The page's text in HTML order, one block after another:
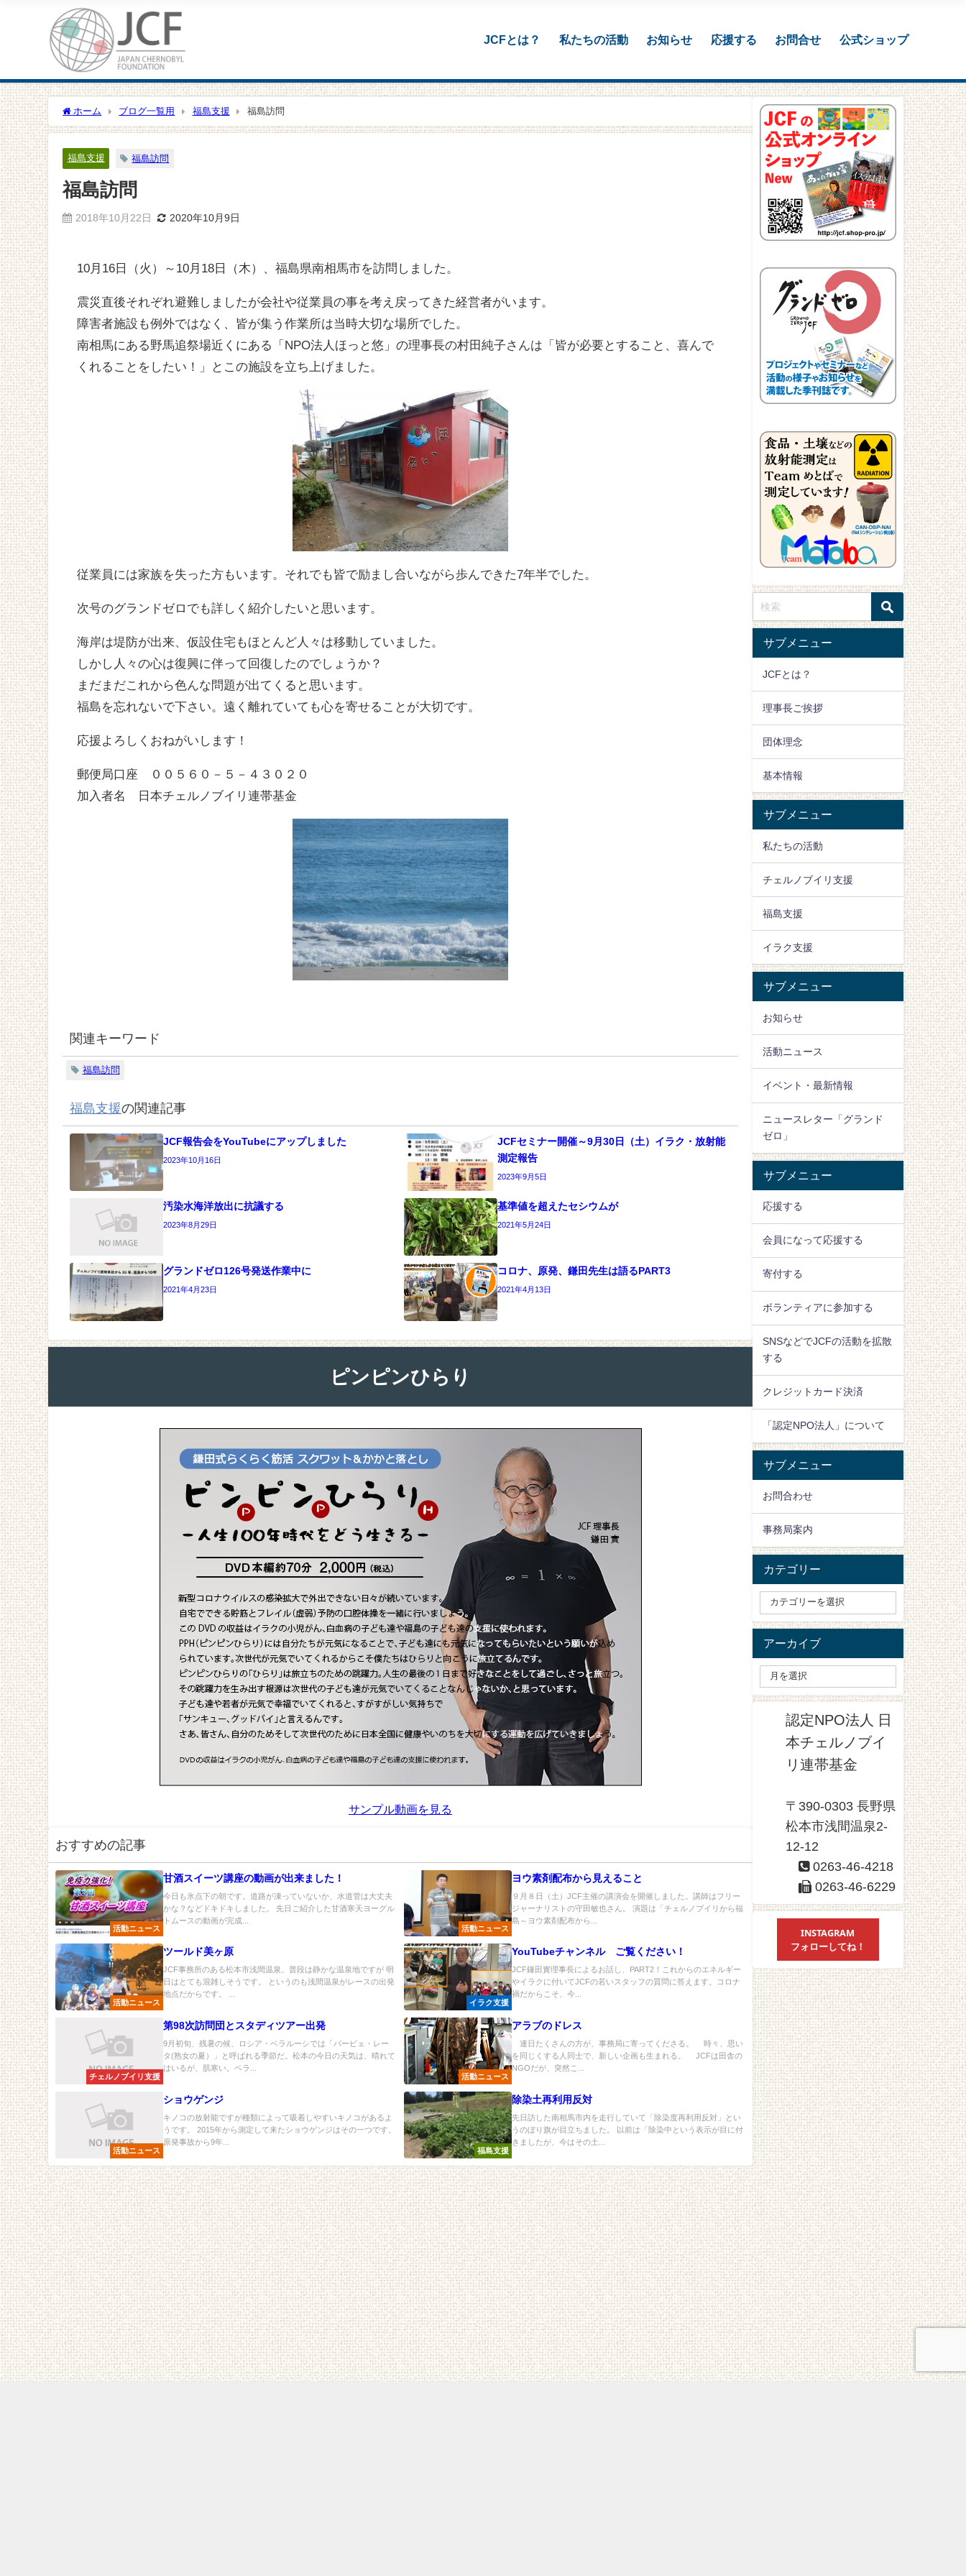
JCFとは？ 私たちの活動 お知らせ 応援する お問合せ 公式ショップ
ホーム ブログ一覧用 福島支援 福島訪問
福島支援 福島訪問
福島訪問
2018年10月22日 2020年10月9日
10月16日（火）～10月18日（木）、福島県南相馬市を訪問しました。
震災直後それぞれ避難しましたが会社や従業員の事を考え戻ってきた経営者がいます。
障害者施設も例外ではなく、皆が集う作業所は当時大切な場所でした。
南相馬にある野馬追祭場近くにある「NPO法人ほっと悠」の理事長の村田純子さんは「皆が必要とすること、喜んで
くれることをしたい！」とこの施設を立ち上げました。
従業員には家族を失った方もいます。それでも皆で励まし合いながら歩んできた7年半でした。
次号のグランドゼロでも詳しく紹介したいと思います。
海岸は堤防が出来、仮設住宅もほとんど人々は移動していました。
しかし人々の心は復興に伴って回復したのでしょうか？
まだまだこれから色んな問題が出てくると思います。
福島を忘れないで下さい。遠く離れていても心を寄せることが大切です。
応援よろしくおねがいします！
郵便局口座 ００５６０－５－４３０２０
加入者名 日本チェルノブイリ連帯基金
関連キーワード
福島訪問
福島支援の関連記事
JCF報告会をYouTubeにアップしました
2023年10月16日
JCFセミナー開催～9月30日（土）イラク・放射能
測定報告
2023年9月5日
汚染水海洋放出に抗議する
2023年8月29日
基準値を超えたセシウムが
2021年5月24日
グランドゼロ126号発送作業中に
2021年4月23日
コロナ、原発、鎌田先生は語るPART3
2021年4月13日
ピンピンひらり
サンプル動画を見る
おすすめの記事
活動ニュース
甘酒スイーツ講座の動画が出来ました！
今日も氷点下の朝です。道路が凍っていないか、水道管は大丈夫
かな？などドキドキしました。 先日ご紹介した甘酒寒天ヨーグル
トムースの動画が完成...
活動ニュース
ヨウ素剤配布から見えること
９月８日（土）JCF主催の講演会を開催しました。講師はフリー
ジャーナリストの守田敏也さん。 演題は「チェルノブイリから福
島～ヨウ素剤配布から...
活動ニュース
ツールド美ヶ原
JCF事務所のある松本市浅間温泉。普段は静かな温泉地ですが 明
日はとても混雑しそうです。 というのも浅間温泉がレースの出発
地点だからです。 ...
イラク支援
YouTubeチャンネル ご覧ください！
JCF鎌田實理事長によるお話し、PART2！これからのエネルギー
やイラクに付いてJCFの若いスタッフの質問に答えます。コロナ
禍だからこそ、今...
チェルノブイリ支援
第98次訪問団とスタディツアー出発
9月初旬、残暑の候、ロシア・ベラルーシでは「バービェ・レー
タ(熟女の夏）」と呼ばれる季節だ。松本の今日の天気は、晴れて
はいるが、肌寒い。ベラ...
活動ニュース
アラブのドレス
連日たくさんの方が、事務局に寄ってくださる。 時々、思い
を同じくする人同士で、新しい企画も生まれる。 JCFは田舎の
NGOだが、突然こ...
活動ニュース
ショウゲンジ
キノコの放射能ですが種類によって吸着しやすいキノコがあるよ
うです。 2015年から測定して来たショウゲンジはその一つです。
原発事故から9年...
福島支援
除染土再利用反対
先日訪した南相馬市内を走行していて「除染度再利用反対」とい
うのぼり旗が目立ちました。 以前は「除染中という表示が目に付
きましたが、今はその土...
サブメニュー
JCFとは？
理事長ご挨拶
団体理念
基本情報
サブメニュー
私たちの活動
チェルノブイリ支援
福島支援
イラク支援
サブメニュー
お知らせ
活動ニュース
イベント・最新情報
ニュースレター「グランド
ゼロ」
サブメニュー
応援する
会員になって応援する
寄付する
ボランティアに参加する
SNSなどでJCFの活動を拡散
する
クレジットカード決済
「認定NPO法人」について
サブメニュー
お問合わせ
事務局案内
カテゴリー
アーカイブ
認定NPO法人 日
本チェルノブイ
リ連帯基金
〒390-0303 長野県
松本市浅間温泉2-
12-12
0263-46-4218
0263-46-6229
INSTAGRAM
フォローしてね！